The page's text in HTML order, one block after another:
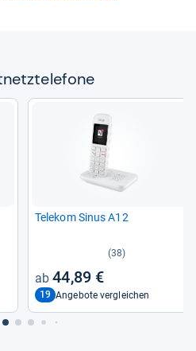
Tele­kom Sinus A12
(38)
44,89 €
19 Angebote vergleichen